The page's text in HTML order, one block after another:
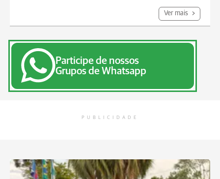
Ver mais
Participe de nossos
Grupos de Whatsapp
PUBLICIDADE